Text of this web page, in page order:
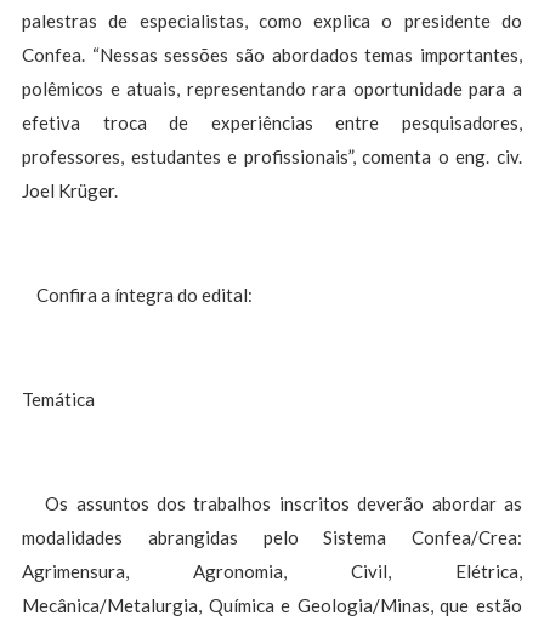
palestras de especialistas, como explica o presidente do
Confea. “Nessas sessões são abordados temas importantes,
polêmicos e atuais, representando rara oportunidade para a
efetiva troca de experiências entre pesquisadores,
professores, estudantes e profissionais”, comenta o eng. civ.
Joel Krüger.
Confira a íntegra do edital:
Temática
Os assuntos dos trabalhos inscritos deverão abordar as
modalidades abrangidas pelo Sistema Confea/Crea:
Agrimensura, Agronomia, Civil, Elétrica,
Mecânica/Metalurgia, Química e Geologia/Minas, que estão